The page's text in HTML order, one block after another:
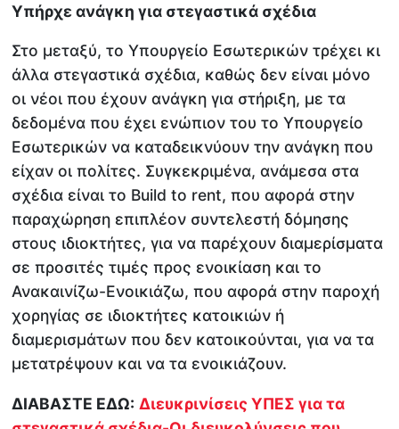
Υπήρχε ανάγκη για στεγαστικά σχέδια
Στο μεταξύ, το Υπουργείο Εσωτερικών τρέχει κι
άλλα στεγαστικά σχέδια, καθώς δεν είναι μόνο
οι νέοι που έχουν ανάγκη για στήριξη, με τα
δεδομένα που έχει ενώπιον του το Υπουργείο
Εσωτερικών να καταδεικνύουν την ανάγκη που
είχαν οι πολίτες. Συγκεκριμένα, ανάμεσα στα
σχέδια είναι το Build to rent, που αφορά στην
παραχώρηση επιπλέον συντελεστή δόμησης
στους ιδιοκτήτες, για να παρέχουν διαμερίσματα
σε προσιτές τιμές προς ενοικίαση και το
Ανακαινίζω-Ενοικιάζω, που αφορά στην παροχή
χορηγίας σε ιδιοκτήτες κατοικιών ή
διαμερισμάτων που δεν κατοικούνται, για να τα
μετατρέψουν και να τα ενοικιάζουν.
ΔΙΑΒΑΣΤΕ ΕΔΩ: Διευκρινίσεις ΥΠΕΣ για τα